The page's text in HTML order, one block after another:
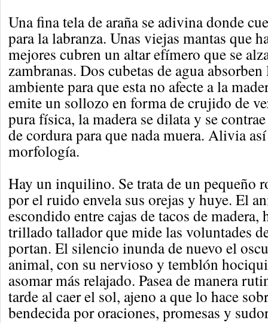
Una fina tela de araña se adivina donde
para la labranza. Unas viejas mantas que
mejores cubren un altar efímero que se
zambranas. Dos cubetas de agua
ambiente para que esta no afecte a la
emite un sollozo en forma de crujido de
pura física, la madera se dilata y se
de cordura para que nada muera. Alivia
morfología.
Hay un inquilino. Se trata de un pequeño
por el ruido envela sus orejas y huye. El
escondido entre cajas de tacos de madera,
trillado tallador que mide las voluntades
portan. El silencio inunda de nuevo el
animal, con su nervioso y temblón
asomar más relajado. Pasea de manera
tarde al caer el sol, ajeno a que lo hace
bendecida por oraciones, promesas y